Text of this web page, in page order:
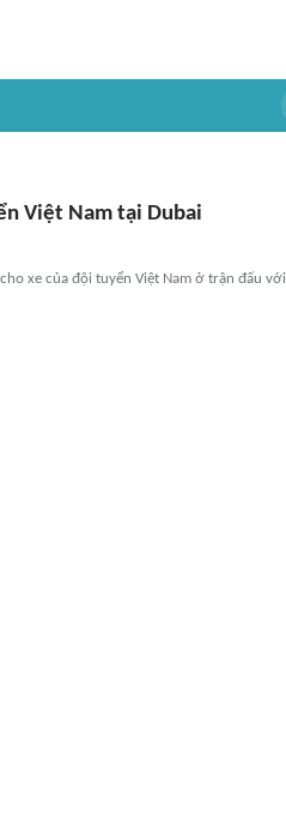
Việt Nam tại Dubai
xe của đội tuyển Việt Nam ở trận đấu với